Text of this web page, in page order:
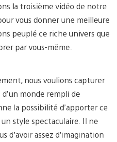
la troisième vidéo de notre
vous donner une meilleure
peuplé ce riche univers que
par vous-même.
nous voulions capturer
monde rempli de
la possibilité d’apporter ce
style spectaculaire. Il ne
d’avoir assez d’imagination